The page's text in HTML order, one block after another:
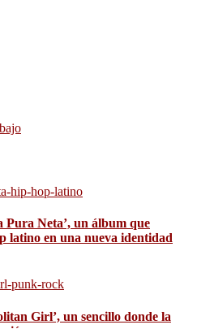
Pura Neta’, un álbum que
latino en una nueva identidad
Girl’, un sencillo donde la